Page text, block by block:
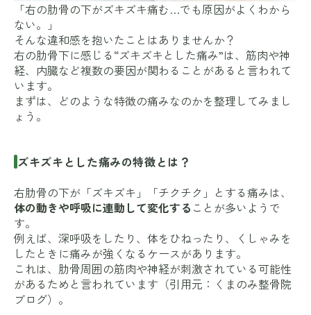
「右の肋骨の下がズキズキ痛む…でも原因がよくわから
ない。」
そんな違和感を抱いたことはありませんか？
右の肋骨下に感じる“ズキズキとした痛み”は、筋肉や神
経、内臓など複数の要因が関わることがあると言われて
います。
まずは、どのような特徴の痛みなのかを整理してみまし
ょう。
ズキズキとした痛みの特徴とは？
右肋骨の下が「ズキズキ」「チクチク」とする痛みは、
体の動きや呼吸に連動して変化する ことが多いようで
す。
例えば、深呼吸をしたり、体をひねったり、くしゃみを
したときに痛みが強くなるケースがあります。
これは、肋骨周囲の筋肉や神経が刺激されている可能性
があるためと言われています（引用元： くまのみ整骨院
ブログ）。